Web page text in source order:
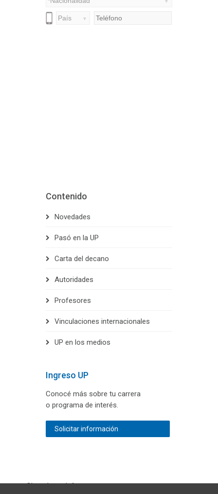
Contenido
Novedades
Pasó en la UP
Carta del decano
Autoridades
Profesores
Vinculaciones internacionales
UP en los medios
Ingreso UP
Conocé más sobre tu carrera
o programa de interés.
Solicitar información
Chateá con Informes